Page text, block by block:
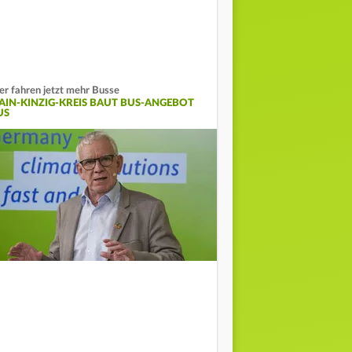
fahren jetzt mehr Busse
KINZIG-KREIS BAUT BUS-ANGEBOT